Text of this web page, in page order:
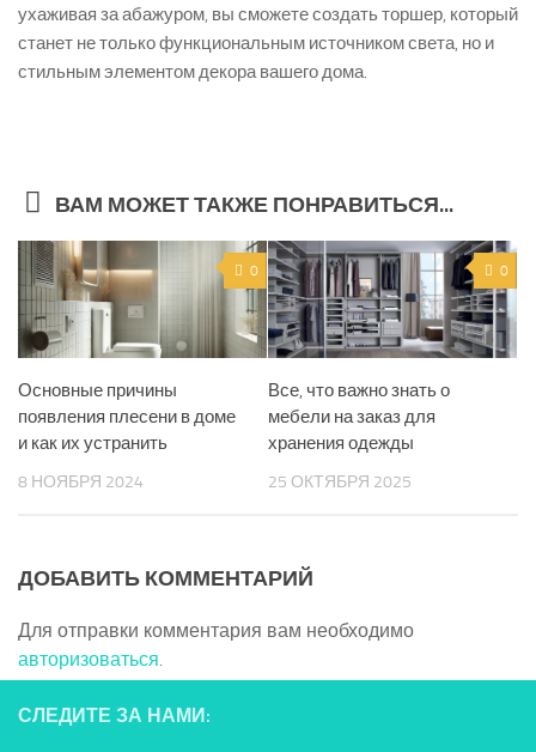
ухаживая за абажуром, вы сможете создать торшер, который
станет не только функциональным источником света, но и
стильным элементом декора вашего дома.
ВАМ МОЖЕТ ТАКЖЕ ПОНРАВИТЬСЯ...
0
Основные причины
появления плесени в доме
и как их устранить
8 НОЯБРЯ 2024
0
Все, что важно знать о
мебели на заказ для
хранения одежды
25 ОКТЯБРЯ 2025
ДОБАВИТЬ КОММЕНТАРИЙ
Для отправки комментария вам необходимо
авторизоваться.
СЛЕДИТЕ ЗА НАМИ: